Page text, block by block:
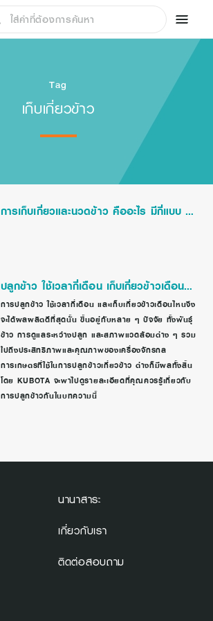
Tag
เก็บเกี่ยวข้าว
การเก็บเกี่ยวและนวดข้าว คืออะไร มีกี่แบบ มี
ปลูกข้าว ใช้เวลากี่เดือน เก็บเกี่ยวข้าวเดือน
ไหน ผลผลิตดีที่สุด?
การปลูกข้าว ใช้เวลากี่เดือน และเก็บเกี่ยวข้าวเดือนไหนจึง
จะได้ผลผลิตดีที่สุดนั้น ขึ้นอยู่กับหลาย ๆ ปัจจัย ทั้งพันธุ์
ข้าว การดูแลระหว่างปลูก และสภาพแวดล้อมต่าง ๆ รวม
ไปถึงประสิทธิภาพและคุณภาพของเครื่องจักรกล
การเกษตรที่ใช้ในการปลูกข้าวเกี่ยวข้าว ต่างก็มีผลทั้งสิ้น
โดย KUBOTA จะพาไปดูรายละเอียดที่คุณควรรู้เกี่ยวกับ
การปลูกข้าวกันในบทความนี้
นานาสาระ
เกี่ยวกับเรา
ติดต่อสอบถาม